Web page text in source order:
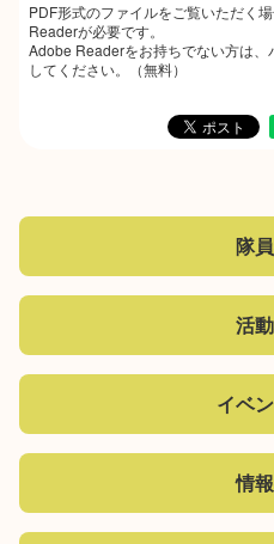
PDF形式のファイルをご覧いただく
Readerが必要です。
Adobe Readerをお持ちでない方は
してください。（無料）
隊
活
イベ
情